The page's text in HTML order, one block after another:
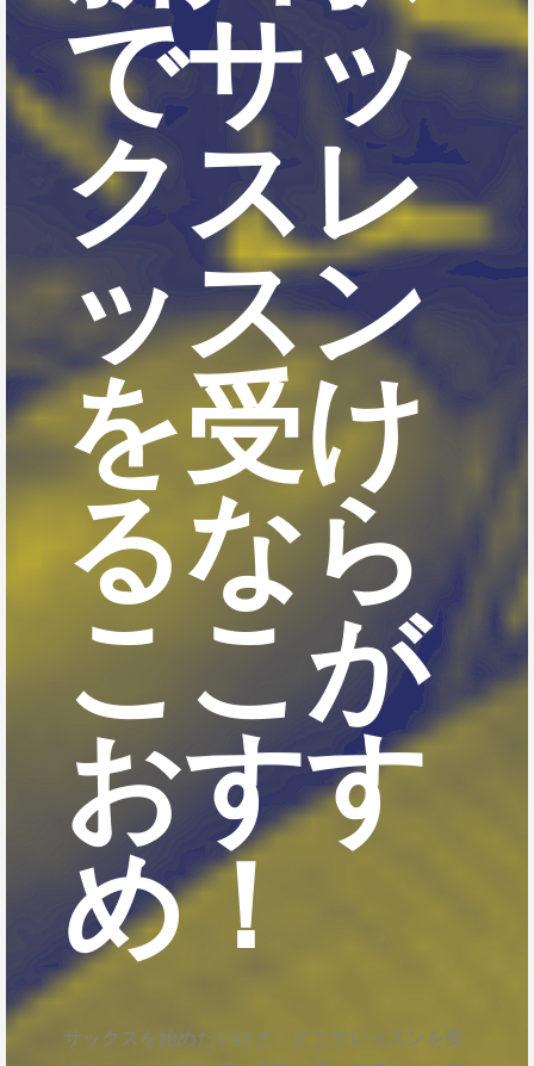
でサッ
クスレ
ッスン
を受け
るなら
ここが
おすす
め！
サックスを始めたいけど、どこでレッスンを受